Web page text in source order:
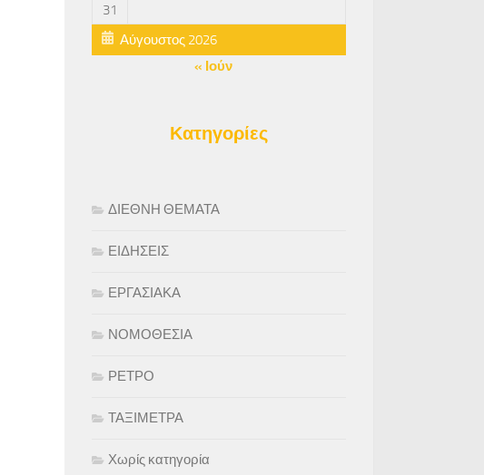
Αύγουστος 2026
31
« Ιούν
Κατηγορίες
ΔΙΕΘΝΗ ΘΕΜΑΤΑ
ΕΙΔΗΣΕΙΣ
ΕΡΓΑΣΙΑΚΑ
ΝΟΜΟΘΕΣΙΑ
ΡΕΤΡΟ
ΤΑΞΙΜΕΤΡΑ
Χωρίς κατηγορία